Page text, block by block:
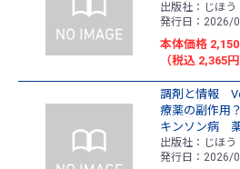
出版社：じほう
発行日：2026/
本体価格 2,150
（税込 2,365円
調剤と情報
療薬の副作用
キンソン病
出版社：じほう
発行日：2026/